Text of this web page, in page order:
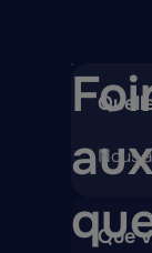
Nous
Que